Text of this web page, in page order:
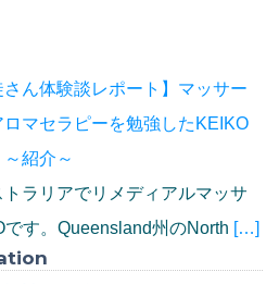
さん体験談レポート】マッサー
ロマセラピーを勉強したKEIKO
紹介～
トラリアでリメディアルマッサ
す。Queensland州のNorth […]